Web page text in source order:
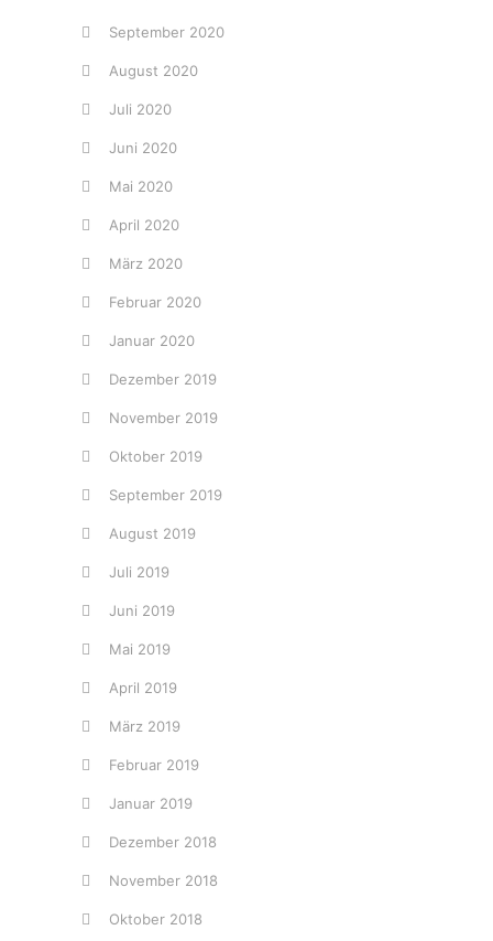
September 2020
August 2020
Juli 2020
Juni 2020
Mai 2020
April 2020
März 2020
Februar 2020
Januar 2020
Dezember 2019
November 2019
Oktober 2019
September 2019
August 2019
Juli 2019
Juni 2019
Mai 2019
April 2019
März 2019
Februar 2019
Januar 2019
Dezember 2018
November 2018
Oktober 2018